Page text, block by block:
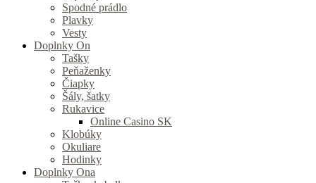
Spodné prádlo
Plavky
Vesty
Doplnky On
Tašky
Peňaženky
Čiapky
Šály, šatky
Rukavice
Online Casino SK
Klobúky
Okuliare
Hodinky
Doplnky Ona